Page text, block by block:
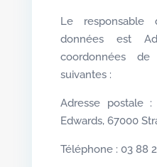
Le responsable
données est
coordonnées
suivantes :
Adresse postale
Edwards, 67000
Téléphone : 03 88